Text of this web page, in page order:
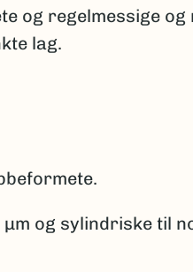
og regelmessige og
lag.
og sylindriske til